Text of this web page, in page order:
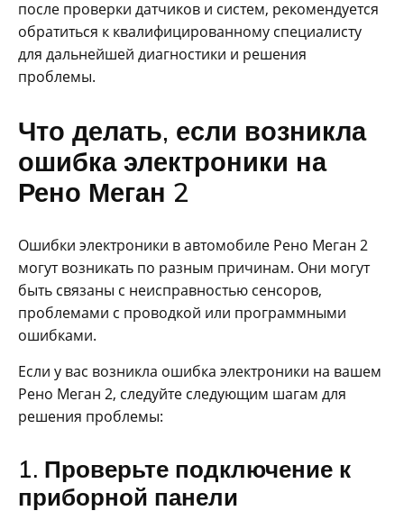
после проверки датчиков и систем, рекомендуется
обратиться к квалифицированному специалисту
для дальнейшей диагностики и решения
проблемы.
Что делать, если возникла
ошибка электроники на
Рено Меган 2
Ошибки электроники в автомобиле Рено Меган 2
могут возникать по разным причинам. Они могут
быть связаны с неисправностью сенсоров,
проблемами с проводкой или программными
ошибками.
Если у вас возникла ошибка электроники на вашем
Рено Меган 2, следуйте следующим шагам для
решения проблемы:
1. Проверьте подключение к
приборной панели